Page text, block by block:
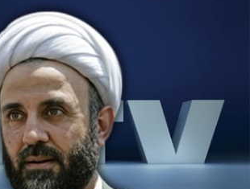
فن
رياضة
البرامج
جدول البرامج